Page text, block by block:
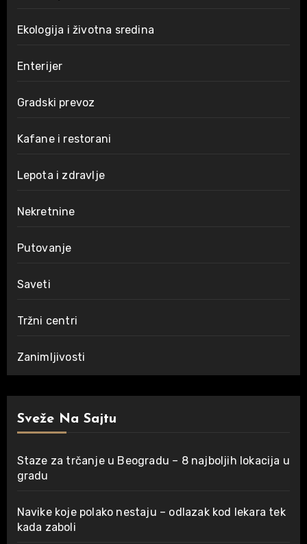
Ekologija i životna sredina
Enterijer
Gradski prevoz
Kafane i restorani
Lepota i zdravlje
Nekretnine
Putovanje
Saveti
Tržni centri
Zanimljivosti
Sveže Na Sajtu
Staze za trčanje u Beogradu – 8 najboljih lokacija u
gradu
Navike koje polako nestaju – odlazak kod lekara tek
kada zaboli